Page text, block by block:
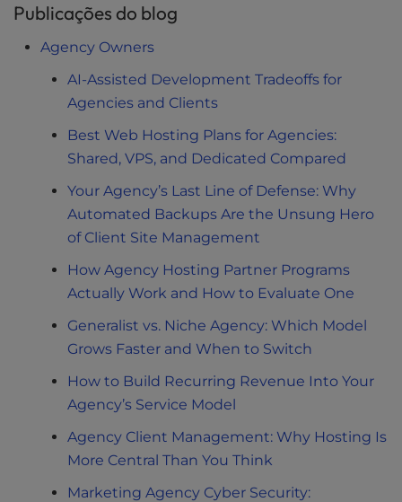
Publicações do blog
Agency Owners
AI-Assisted Development Tradeoffs for
Agencies and Clients
Best Web Hosting Plans for Agencies:
Shared, VPS, and Dedicated Compared
Your Agency’s Last Line of Defense: Why
Automated Backups Are the Unsung Hero
of Client Site Management
How Agency Hosting Partner Programs
Actually Work and How to Evaluate One
Generalist vs. Niche Agency: Which Model
Grows Faster and When to Switch
How to Build Recurring Revenue Into Your
Agency’s Service Model
Agency Client Management: Why Hosting Is
More Central Than You Think
Marketing Agency Cyber Security: